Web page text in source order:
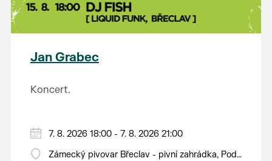
Jan Grabec
Koncert.
7. 8. 2026 18:00 - 7. 8. 2026 21:00
Zámecký pivovar Břeclav - pivní zahrádka, Pod